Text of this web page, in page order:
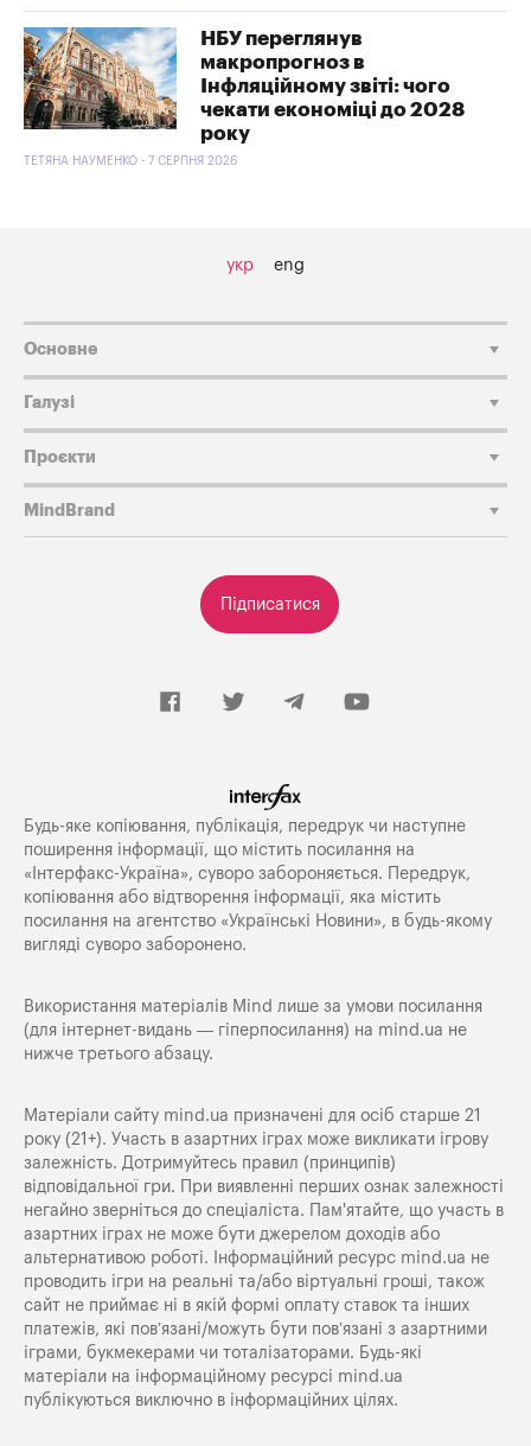
НБУ переглянув
макропрогноз в
Інфляційному звіті: чого
чекати економіці до 2028
року
ТЕТЯНА НАУМЕНКО - 7 СЕРПНЯ 2026
укр eng
Підписатися
Основне
Галузі
Проєкти
MindBrand
Будь-яке копiювання, публiкацiя, передрук чи наступне
поширення iнформацiї, що мiстить посилання на
«Iнтерфакс-Україна», суворо забороняється. Передрук,
копіювання або відтворення інформації, яка містить
посилання на агентство «Українські Новини», в будь-якому
вигляді суворо заборонено.
Використання матеріалів Mind лише за умови посилання
(для інтернет-видань — гіперпосилання) на mind.ua не
нижче третього абзацу.
Матеріали сайту mind.ua призначені для осіб старше 21
року (21+). Участь в азартних іграх може викликати ігрову
залежність. Дотримуйтесь правил (принципів)
відповідальної гри. При виявленні перших ознак залежності
негайно зверніться до спеціаліста. Пам'ятайте, що участь в
азартних іграх не може бути джерелом доходів або
альтернативою роботі. Інформаційний ресурс mind.ua не
проводить ігри на реальні та/або віртуальні гроші, також
сайт не приймає ні в якій формі оплату ставок та інших
платежів, які пов’язані/можуть бути пов’язані з азартними
іграми, букмекерами чи тоталізаторами. Будь-які
матеріали на інформаційному ресурсі mind.ua
публікуються виключно в інформаційних цілях.